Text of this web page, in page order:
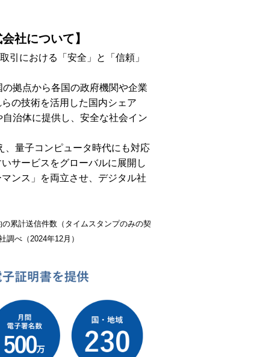
社について】
における「安全」と「信頼」
拠点から各国の政府機関や企業
の技術を活用した国内シェア
自治体に提供し、安全な社会イン
量子コンピュータ時代にも対応
サービスをグローバルに展開し
ンス」を両立させ、デジタル社
累計送信件数（タイムスタンプのみの契
べ（2024年12月）